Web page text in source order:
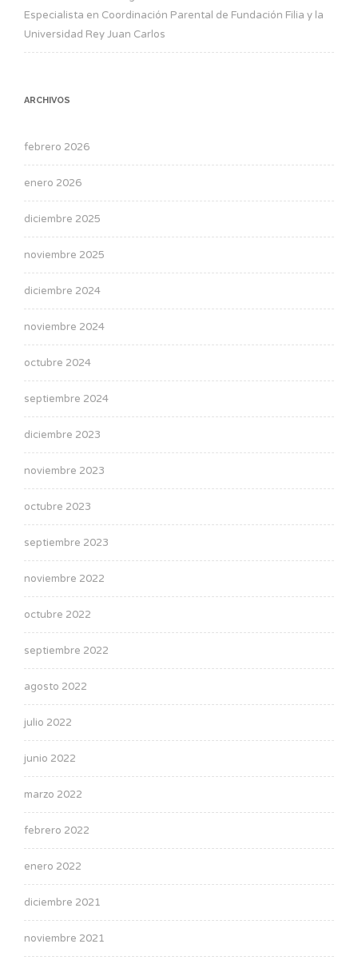
Especialista en Coordinación Parental de Fundación Filia y la
Universidad Rey Juan Carlos
ARCHIVOS
febrero 2026
enero 2026
diciembre 2025
noviembre 2025
diciembre 2024
noviembre 2024
octubre 2024
septiembre 2024
diciembre 2023
noviembre 2023
octubre 2023
septiembre 2023
noviembre 2022
octubre 2022
septiembre 2022
agosto 2022
julio 2022
junio 2022
marzo 2022
febrero 2022
enero 2022
diciembre 2021
noviembre 2021